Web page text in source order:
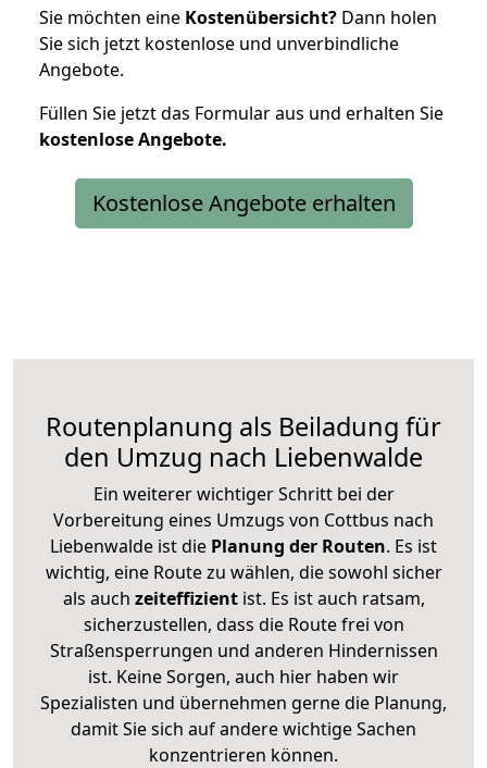
Sie möchten eine Kostenübersicht? Dann holen
Sie sich jetzt kostenlose und unverbindliche
Angebote.
Füllen Sie jetzt das Formular aus und erhalten Sie
kostenloseAngebote.
Kostenlose Angebote erhalten
Routenplanung als Beiladung für
den Umzug nach Liebenwalde
Ein weiterer wichtiger Schritt bei der
Vorbereitung eines Umzugs von Cottbus nach
Liebenwalde ist die Planung der Routen. Es ist
wichtig, eine Route zu wählen, die sowohl sicher
als auch zeiteffizientist. Es ist auch ratsam,
sicherzustellen, dass die Route frei von
Straßensperrungen und anderen Hindernissen
ist. Keine Sorgen, auch hier haben wir
Spezialisten und übernehmen gerne die Planung,
damit Sie sich auf andere wichtige Sachen
konzentrieren können.